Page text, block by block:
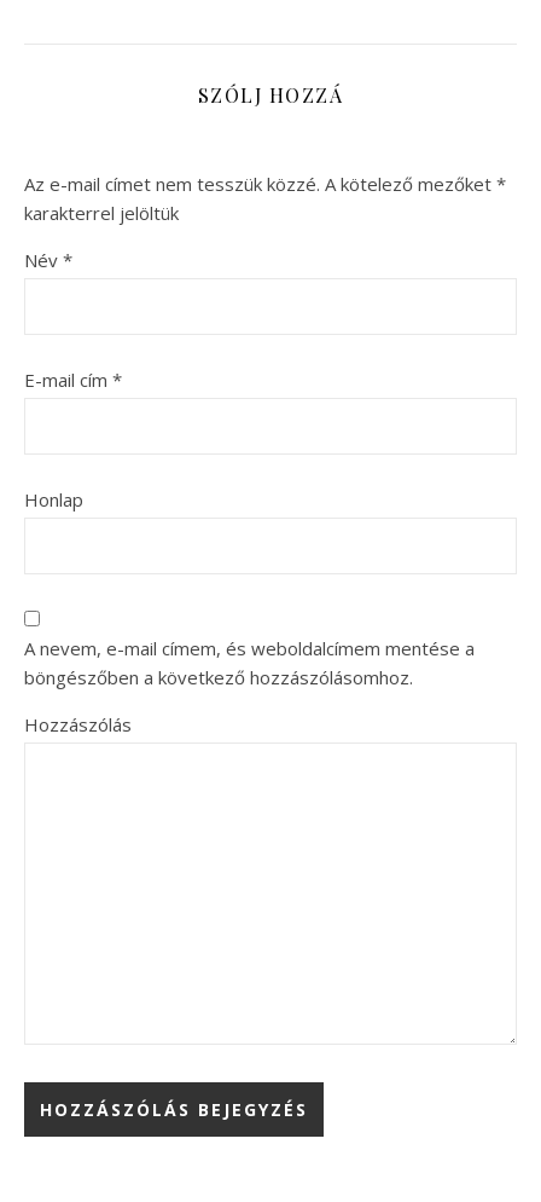
SZÓLJ HOZZÁ
Az e-mail címet nem tesszük közzé. A kötelező mezőket *
karakterrel jelöltük
Név *
E-mail cím *
Honlap
A nevem, e-mail címem, és weboldalcímem mentése a
böngészőben a következő hozzászólásomhoz.
Hozzászólás